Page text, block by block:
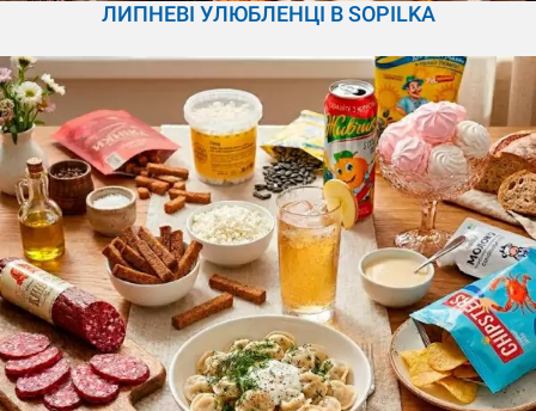
ЛИПНЕВІ УЛЮБЛЕНЦІ В SOPILKA